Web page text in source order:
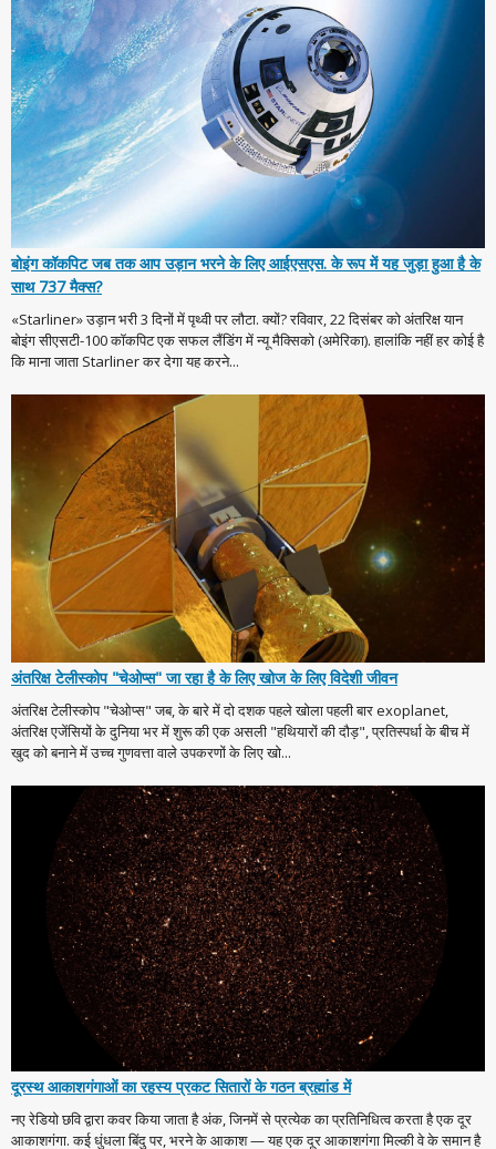
बोइंग कॉकपिट जब तक आप उड़ान भरने के लिए आईएसएस. के रूप में यह जुड़ा हुआ है के
साथ 737 मैक्स?
«Starliner» उड़ान भरी 3 दिनों में पृथ्वी पर लौटा. क्यों? रविवार, 22 दिसंबर को अंतरिक्ष यान
बोइंग सीएसटी-100 कॉकपिट एक सफल लैंडिंग में न्यू मैक्सिको (अमेरिका). हालांकि नहीं हर कोई है
कि माना जाता Starliner कर देगा यह करने...
अंतरिक्ष टेलीस्कोप "चेओप्स" जा रहा है के लिए खोज के लिए विदेशी जीवन
अंतरिक्ष टेलीस्कोप "चेओप्स" जब, के बारे में दो दशक पहले खोला पहली बार exoplanet,
अंतरिक्ष एजेंसियों के दुनिया भर में शुरू की एक असली "हथियारों की दौड़", प्रतिस्पर्धा के बीच में
खुद को बनाने में उच्च गुणवत्ता वाले उपकरणों के लिए खो...
दूरस्थ आकाशगंगाओं का रहस्य प्रकट सितारों के गठन ब्रह्मांड में
नए रेडियो छवि द्वारा कवर किया जाता है अंक, जिनमें से प्रत्येक का प्रतिनिधित्व करता है एक दूर
आकाशगंगा. कई धुंधला बिंदु पर, भरने के आकाश — यह एक दूर आकाशगंगा मिल्की वे के समान है